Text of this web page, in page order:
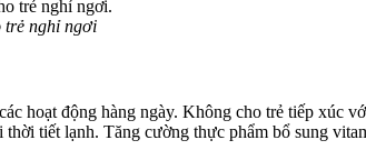
trẻ nghỉ ngơi
hoạt động hàng ngày. Không cho trẻ tiếp xúc
tiết lạnh. Tăng cường thực phẩm bổ sung